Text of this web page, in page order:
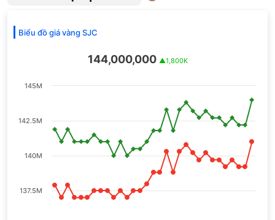
Biểu đồ giá vàng SJC
144,000,000 ▲1,800K
140M
137.5M
142.5M
145M